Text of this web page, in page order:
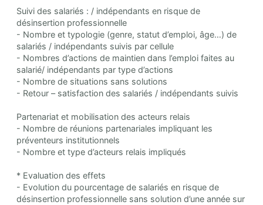
Suivi des salariés : / indépendants en risque de
désinsertion professionnelle
- Nombre et typologie (genre, statut d’emploi, âge…) de
salariés / indépendants suivis par cellule
- Nombres d’actions de maintien dans l’emploi faites au
salarié/ indépendants par type d’actions
- Nombre de situations sans solutions
- Retour – satisfaction des salariés / indépendants suivis
Partenariat et mobilisation des acteurs relais
- Nombre de réunions partenariales impliquant les
préventeurs institutionnels
- Nombre et type d’acteurs relais impliqués
* Evaluation des effets
- Evolution du pourcentage de salariés en risque de
désinsertion professionnelle sans solution d’une année sur